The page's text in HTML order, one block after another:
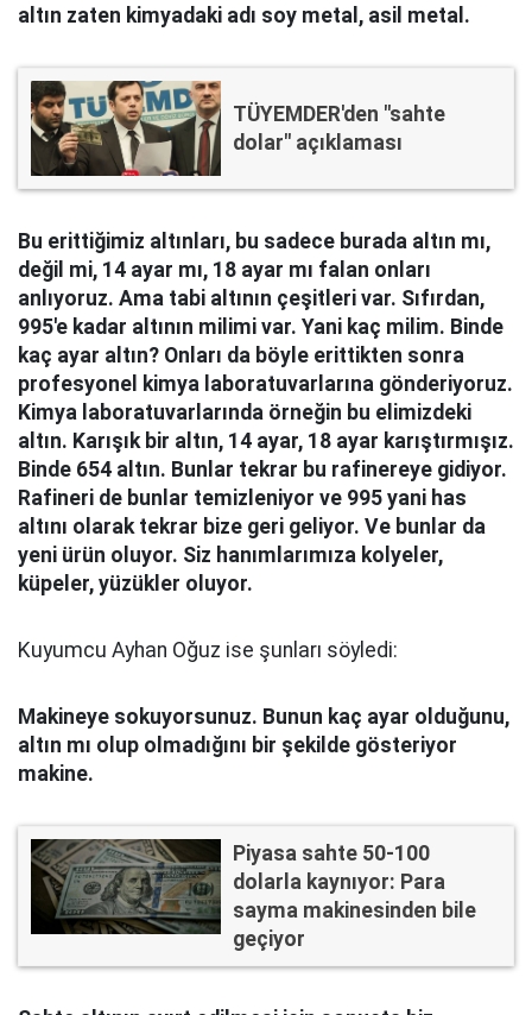
altın zaten kimyadaki adı soy metal, asil metal.
TÜYEMDER'den "sahte
dolar" açıklaması
Bu erittiğimiz altınları, bu sadece burada altın mı,
değil mi, 14 ayar mı, 18 ayar mı falan onları
anlıyoruz. Ama tabi altının çeşitleri var. Sıfırdan,
995'e kadar altının milimi var. Yani kaç milim. Binde
kaç ayar altın? Onları da böyle erittikten sonra
profesyonel kimya laboratuvarlarına gönderiyoruz.
Kimya laboratuvarlarında örneğin bu elimizdeki
altın. Karışık bir altın, 14 ayar, 18 ayar karıştırmışız.
Binde 654 altın. Bunlar tekrar bu rafinereye gidiyor.
Rafineri de bunlar temizleniyor ve 995 yani has
altını olarak tekrar bize geri geliyor. Ve bunlar da
yeni ürün oluyor. Siz hanımlarımıza kolyeler,
küpeler, yüzükler oluyor.
Kuyumcu Ayhan Oğuz ise şunları söyledi:
Makineye sokuyorsunuz. Bunun kaç ayar olduğunu,
altın mı olup olmadığını bir şekilde gösteriyor
makine.
Piyasa sahte 50-100
dolarla kaynıyor: Para
sayma makinesinden bile
geçiyor